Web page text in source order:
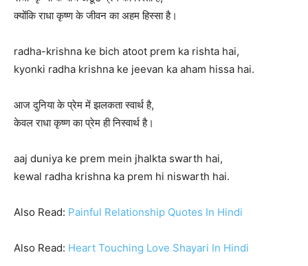
क्योंकि राधा कृष्ण के जीवन का अहम हिस्सा है।
radha-krishna ke bich atoot prem ka rishta hai,
kyonki radha krishna ke jeevan ka aham hissa hai.
आज दुनिया के प्रेम में झलकता स्वार्थ है,
केवल राधा कृष्ण का प्रेम ही निस्वार्थ है।
aaj duniya ke prem mein jhalkta swarth hai,
kewal radha krishna ka prem hi niswarth hai.
Also Read: Painful Relationship Quotes In Hindi
Also Read: Heart Touching Love Shayari In Hindi